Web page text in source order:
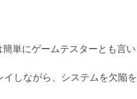
単にゲームテスターとも言い
しながら、システムを欠陥を